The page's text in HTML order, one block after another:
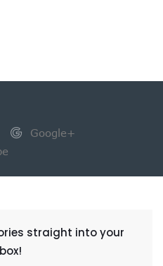
Google+
straight into your